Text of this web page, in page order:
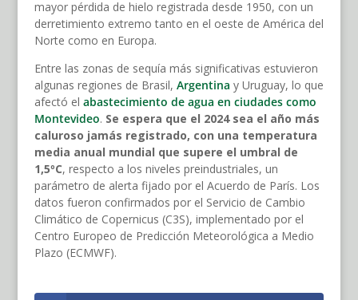
mayor pérdida de hielo registrada desde 1950, con un
derretimiento extremo tanto en el oeste de América del
Norte como en Europa.
Entre las zonas de sequía más significativas estuvieron
algunas regiones de Brasil, Argentina y Uruguay, lo que
afectó el abastecimiento de agua en ciudades como
Montevideo. Se espera que el 2024 sea el año más
caluroso jamás registrado, con una temperatura
media anual mundial que supere el umbral de
1,5ºC, respecto a los niveles preindustriales, un
parámetro de alerta fijado por el Acuerdo de París. Los
datos fueron confirmados por el Servicio de Cambio
Climático de Copernicus (C3S), implementado por el
Centro Europeo de Predicción Meteorológica a Medio
Plazo (ECMWF).